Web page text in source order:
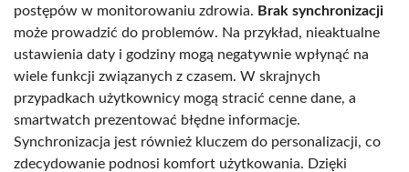
postępów w monitorowaniu zdrowia. Brak synchronizacji
może prowadzić do problemów. Na przykład, nieaktualne
ustawienia daty i godziny mogą negatywnie wpłynąć na
wiele funkcji związanych z czasem. W skrajnych
przypadkach użytkownicy mogą stracić cenne dane, a
smartwatch prezentować błędne informacje.
Synchronizacja jest również kluczem do personalizacji, co
zdecydowanie podnosi komfort użytkowania. Dzięki